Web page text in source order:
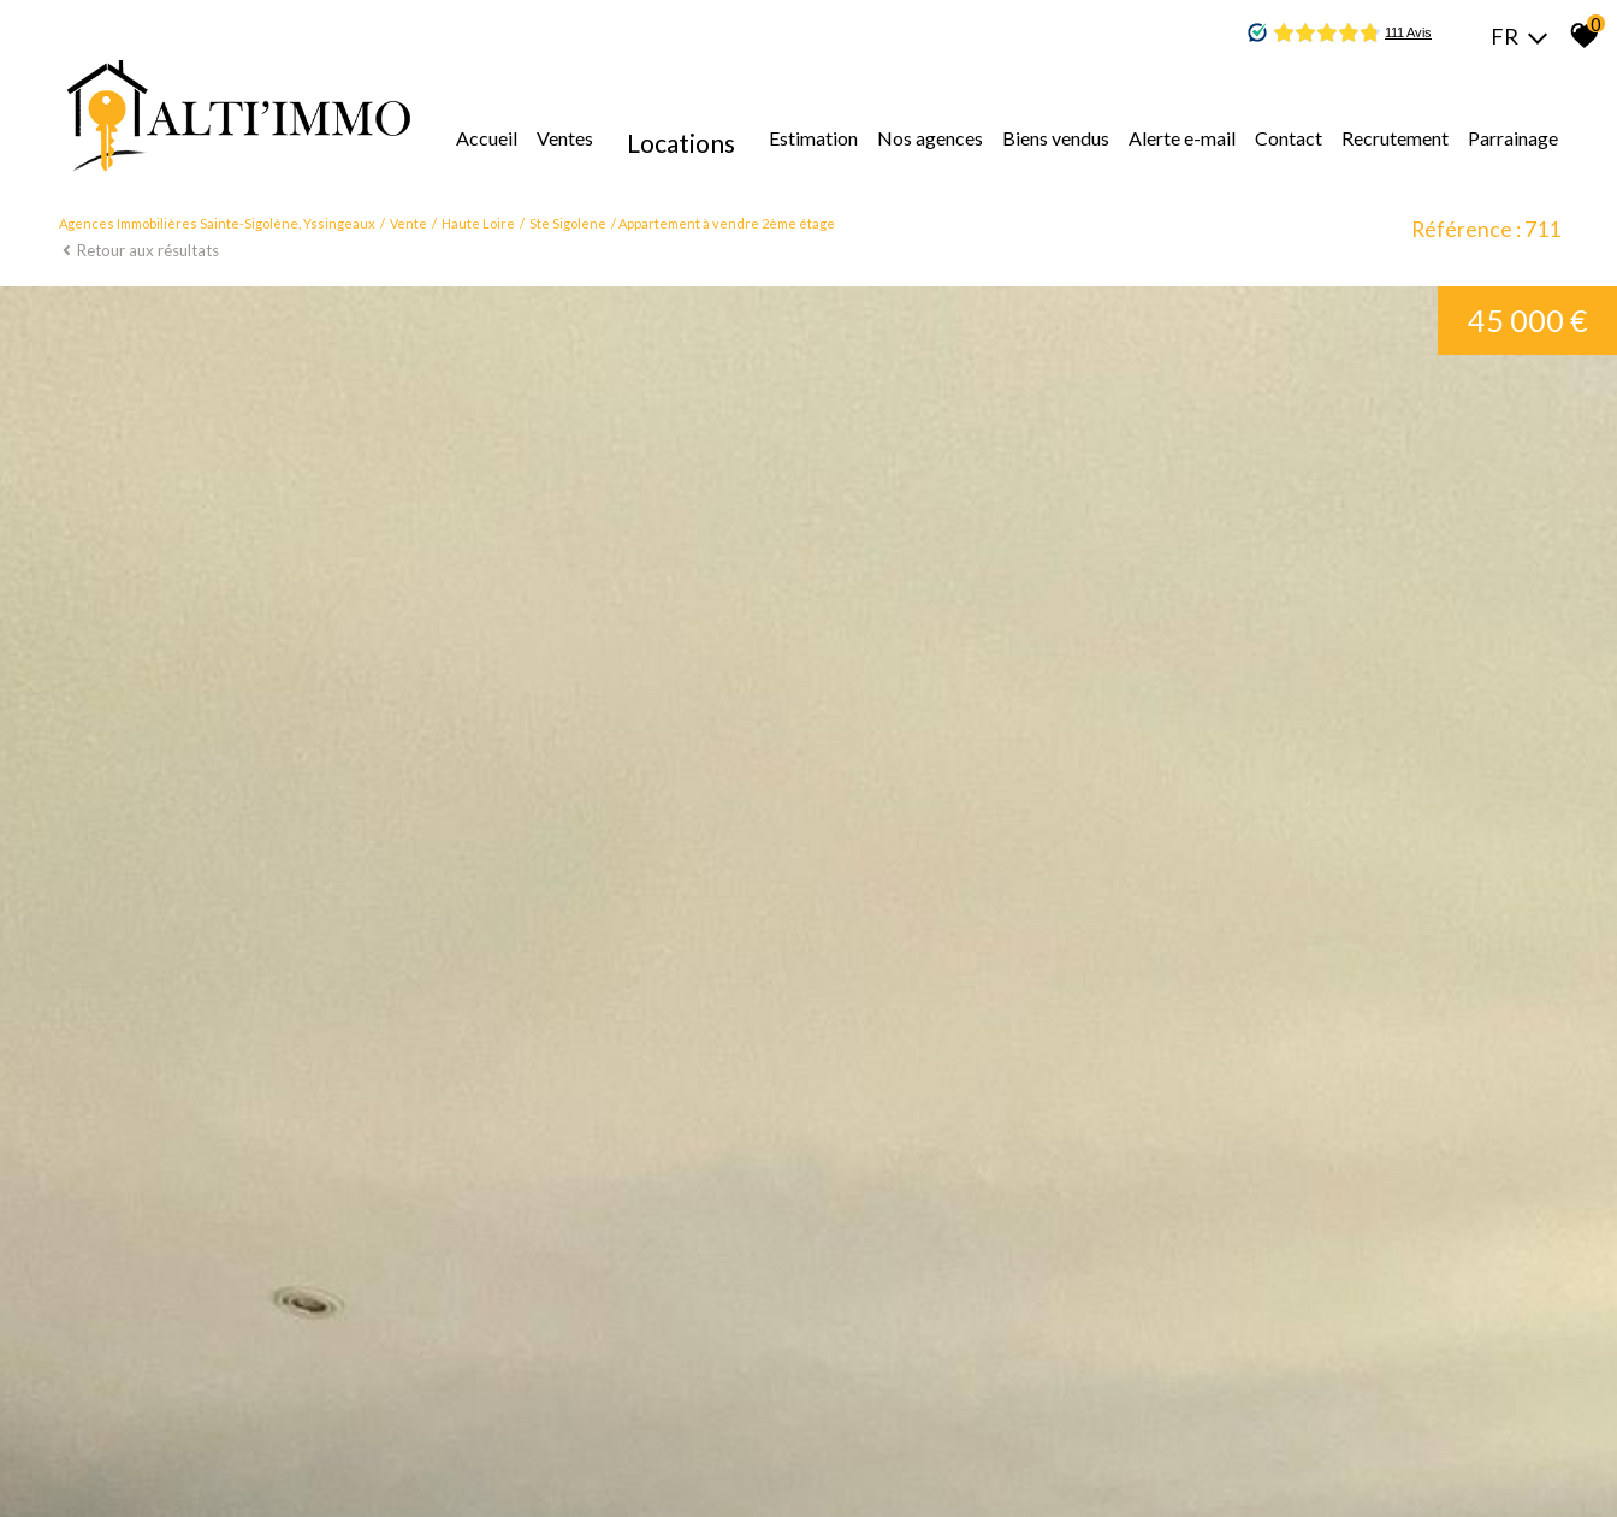
FR 0
accueil ventes locations
location
location immoblilier professionnel
estimation nos agences biens vendus alerte e-mail contact recrutement parrainage
Agences Immobilières Sainte-Sigolène, Yssingeaux Vente Haute Loire Ste Sigolene Appartement à vendre 2ème étage
Retour aux résultats
Référence : 711
45 000 €